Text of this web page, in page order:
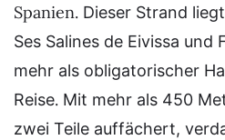
Spanien. Dieser Strand
Ses Salines de Eivissa und
mehr als obligatorischer
Reise. Mit mehr als 450
zwei Teile auffächert,